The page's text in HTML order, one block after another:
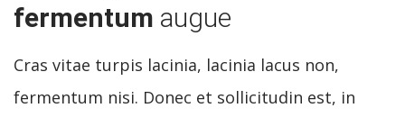
fermentum augue
Cras vitae turpis lacinia, lacinia lacus non,
fermentum nisi. Donec et sollicitudin est, in